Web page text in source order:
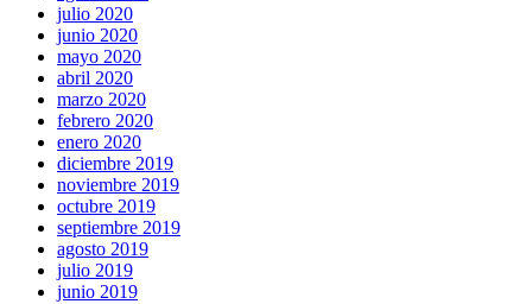
julio 2020
junio 2020
mayo 2020
abril 2020
marzo 2020
febrero 2020
enero 2020
diciembre 2019
noviembre 2019
octubre 2019
septiembre 2019
agosto 2019
julio 2019
junio 2019